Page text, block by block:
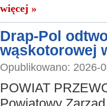
więcej »
Drap-Pol
wąskotorowej
Opublikowano: 2026-
POWIAT